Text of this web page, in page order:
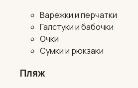
Варежки и перчатки
Галстуки и бабочки
Очки
Сумки и рюкзаки
Пляж